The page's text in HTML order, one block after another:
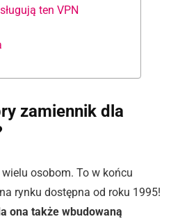
ten VPN
zamiennik dla
osobom. To w końcu
rynku dostępna od roku 1995!
ona także wbudowaną